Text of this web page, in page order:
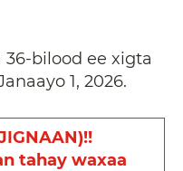
bilood ee xigta
1, 2026.
tahay waxaa